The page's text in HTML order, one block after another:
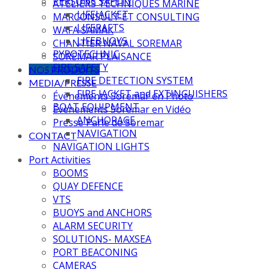
ATELIERS TECHNIQUES MARINE
MARCONSULT ET CONSULTING
WAFA SAMAK
CHANTIER NAVAL SOREMAR
SOREMAR PLAISANCE
NOS PRODUITS
MEDIA/PRESSE
Évènements Soremar en Photo
Évènements Soremar en Vidéo
Presse Parle de Soremar
CONTACT
LIFEJACKET
LIFERAFTS
LIFEBUOYS
PYROTECHNIC
FIRE SAFETY
FIRE DETECTION SYSTEM
FIRE JACKET and EXTINGUISHERS
BOAT EQUIPMENT
ANCHORAGE
NAVIGATION
NAVIGATION LIGHTS
Port Activities
BOOMS
QUAY DEFENCE
VTS
BUOYS and ANCHORS
ALARM SECURITY
SOLUTIONS- MAXSEA
PORT BEACONING
CAMERAS